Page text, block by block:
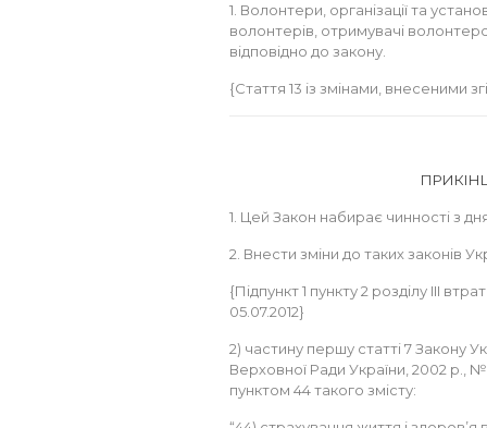
1. Волонтери, організації та
волонтерів, отримувачі
відповідно до закону.
{Стаття 13 із змінами, внесеними
1. Цей Закон набирає чинності з
2. Внести зміни до таких законів
{Підпункт 1 пункту 2 розділу III
05.07.2012}
2) частину першу статті 7 Закону
Верховної Ради України, 2002 р.,
пунктом 44 такого змісту: